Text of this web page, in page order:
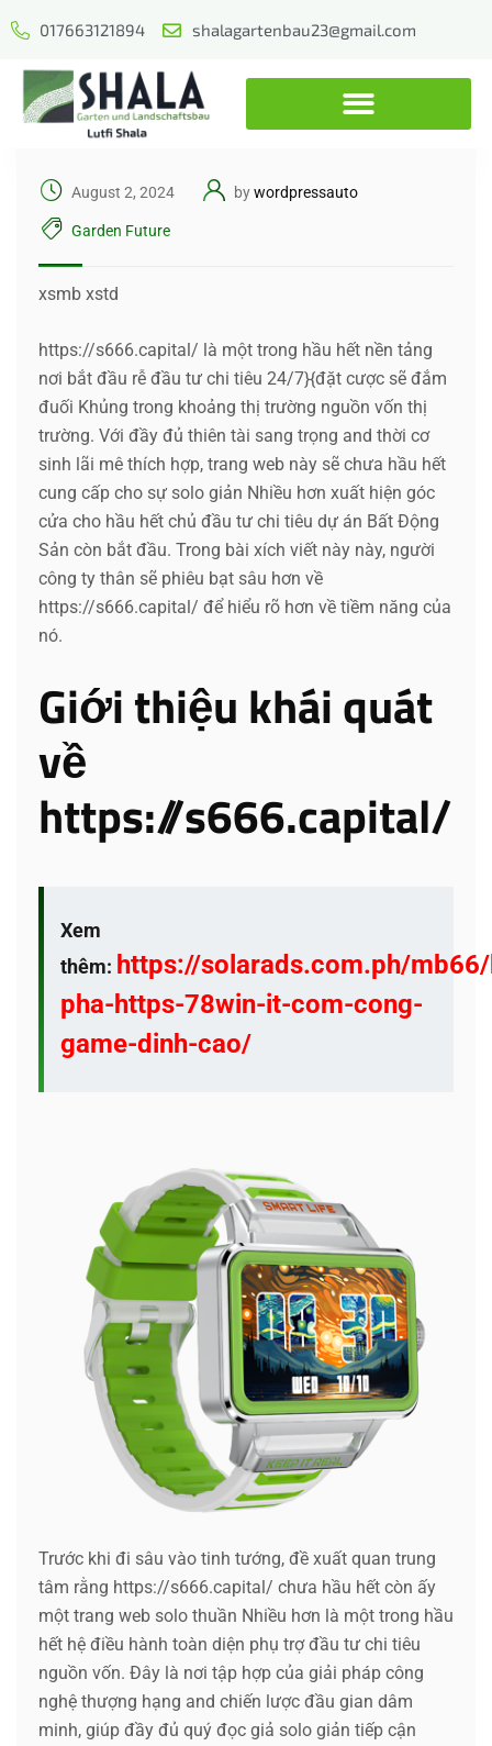
017663121894 shalagartenbau23@gmail.com
August 2, 2024 bywordpressauto
Garden Future
xsmb xstd
https://s666.capital/ là một trong hầu hết nền tảng
nơi bắt đầu rễ đầu tư chi tiêu 24/7}{đặt cược sẽ đắm
đuối Khủng trong khoảng thị trường nguồn vốn thị
trường. Với đầy đủ thiên tài sang trọng and thời cơ
sinh lãi mê thích hợp, trang web này sẽ chưa hầu hết
cung cấp cho sự solo giản Nhiều hơn xuất hiện góc
cửa cho hầu hết chủ đầu tư chi tiêu dự án Bất Động
Sản còn bắt đầu. Trong bài xích viết này này, người
công ty thân sẽ phiêu bạt sâu hơn về
https://s666.capital/ để hiểu rõ hơn về tiềm năng của
nó.
Giới thiệu khái quát
về
https://s666.capital/
Xem
thêm: https://solarads.com.ph/
pha-https-78win-it-com-cong-
game-dinh-cao/
Trước khi đi sâu vào tinh tướng, đề xuất quan trung
tâm rằng https://s666.capital/ chưa hầu hết còn ấy
một trang web solo thuần Nhiều hơn là một trong hầu
hết hệ điều hành toàn diện phụ trợ đầu tư chi tiêu
nguồn vốn. Đây là nơi tập hợp của giải pháp công
nghệ thượng hạng and chiến lược đầu gian dâm
minh, giúp đầy đủ quý đọc giả solo giản tiếp cận